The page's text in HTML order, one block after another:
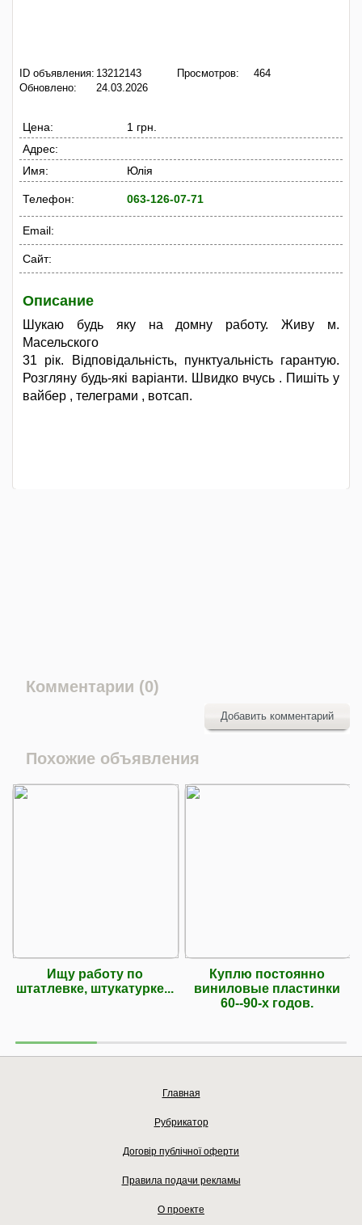
ID объявления: 13212143
Обновлено:
24.03.2026
Просмотров: 464
Цена:
1 грн.
Адрес:
Имя:
Юлія
Телефон: 063-126-07-71
Email:
Сайт:
Описание
Шукаю будь яку на домну работу. Живу м.
Масельского
31 рік. Відповідальність, пунктуальність гарантую.
Розгляну будь-які варіанти. Швидко вчусь . Пишіть у
вайбер , телеграми , вотсап.
Комментарии (0)
Добавить комментарий
Похожие объявления
Ищу работу по
штатлевке, штукатурке...
Куплю постоянно
виниловые пластинки
60--90-х годов.
Главная
Рубрикатор
Договір публічної оферти
Правила подачи рекламы
О проекте